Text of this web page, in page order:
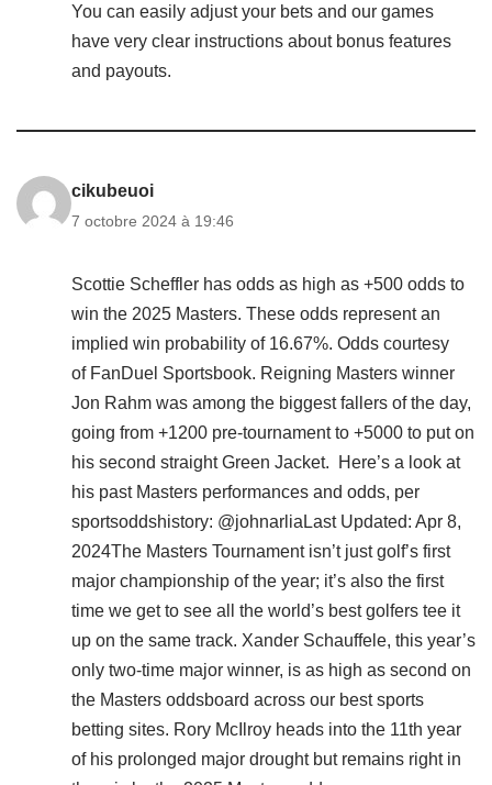
You can easily adjust your bets and our games
have very clear instructions about bonus features
and payouts.
cikubeuoi
7 octobre 2024 à 19:46
Scottie Scheffler has odds as high as +500 odds to
win the 2025 Masters. These odds represent an
implied win probability of 16.67%. Odds courtesy
of FanDuel Sportsbook. Reigning Masters winner
Jon Rahm was among the biggest fallers of the day,
going from +1200 pre-tournament to +5000 to put on
his second straight Green Jacket. Here’s a look at
his past Masters performances and odds, per
sportsoddshistory: @johnarliaLast Updated: Apr 8,
2024The Masters Tournament isn’t just golf’s first
major championship of the year; it’s also the first
time we get to see all the world’s best golfers tee it
up on the same track. Xander Schauffele, this year’s
only two-time major winner, is as high as second on
the Masters oddsboard across our best sports
betting sites. Rory McIlroy heads into the 11th year
of his prolonged major drought but remains right in